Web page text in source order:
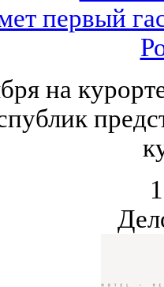
первый
на